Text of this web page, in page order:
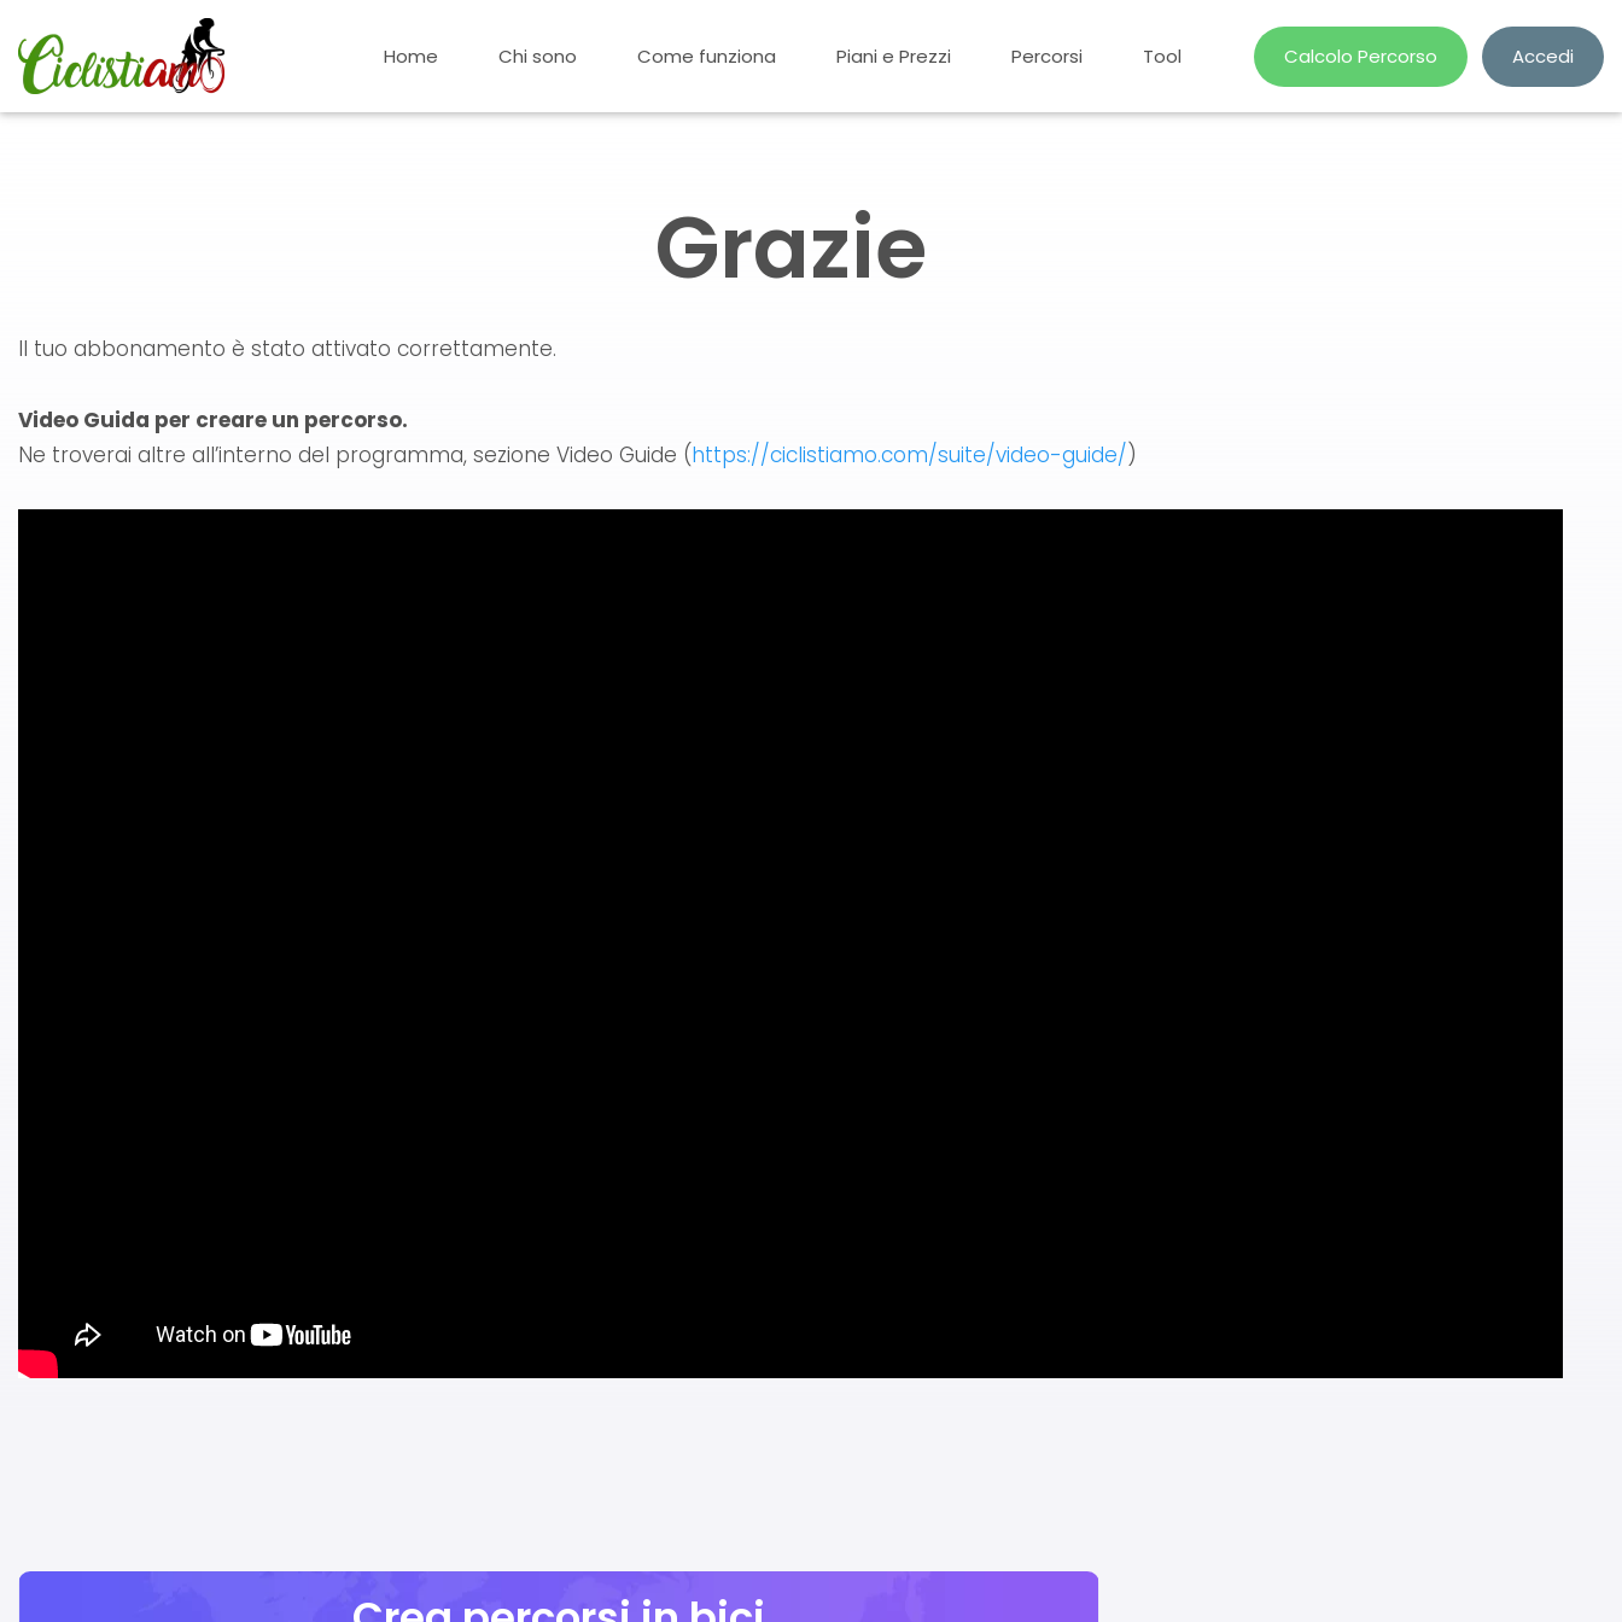
contenuto
Home Chi sono Come funziona Piani e Prezzi Percorsi Tool Calcolo Percorso Accedi
Grazie
Il tuo abbonamento è stato attivato correttamente.
Video Guida per creare un percorso.
Ne troverai altre all’interno del programma, sezione Video Guide (https://ciclistiamo.com/suite/video-guide/ )